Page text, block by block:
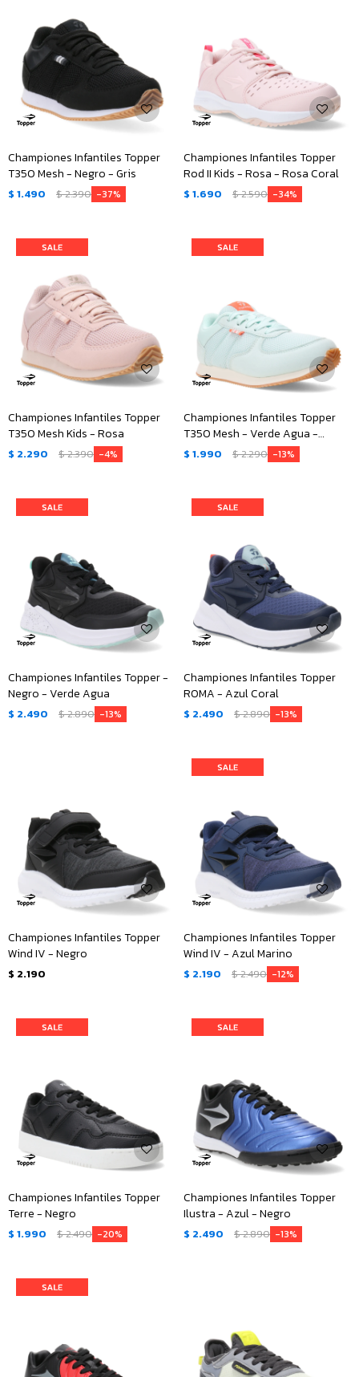
Championes Infantiles Topper
T350 Mesh - Negro - Gris
$ 1.490 $2.390 37
Championes Infantiles Topper
Rod II Kids - Rosa - Rosa Coral
$ 1.690 $2.590 34
Championes Infantiles Topper
T350 Mesh Kids - Rosa
$ 2.290 $2.390 4
Championes Infantiles Topper
T350 Mesh - Verde Agua -
Anaranjado
$ 1.990 $2.290 13
Championes Infantiles Topper -
Negro - Verde Agua
$ 2.490 $2.890 13
Championes Infantiles Topper
ROMA - Azul Coral
$ 2.490 $2.890 13
Championes Infantiles Topper
Wind IV - Negro
$ 2.190
Championes Infantiles Topper
Wind IV - Azul Marino
$ 2.190 $2.490 12
Championes Infantiles Topper
Terre - Negro
$ 1.990 $2.490 20
Championes Infantiles Topper
Ilustra - Azul - Negro
$ 2.490 $2.890 13